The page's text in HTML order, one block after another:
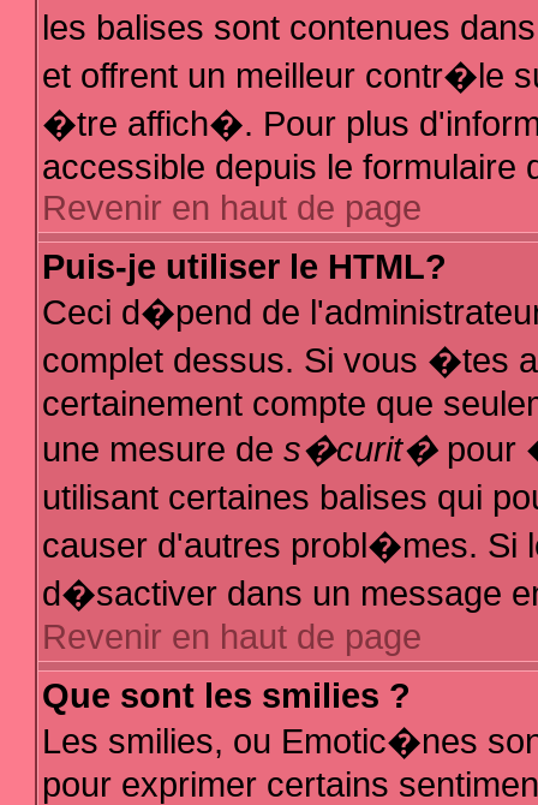
les balises sont contenues
et offrent un meilleur contr�le
�tre affich�. Pour plus
accessible depuis le formulaire
Revenir en haut de page
Puis-je utiliser le HTML?
Ceci d�pend de
complet dessus. Si vous �tes
certainement compte que
une mesure de s�curit�pour
utilisant certaines balises qui
causer d'autres probl�mes. Si
d�sactiver dans un message
Revenir en haut de page
Que sont les smilies ?
Les smilies, ou Emotic�nes
pour exprimer certains